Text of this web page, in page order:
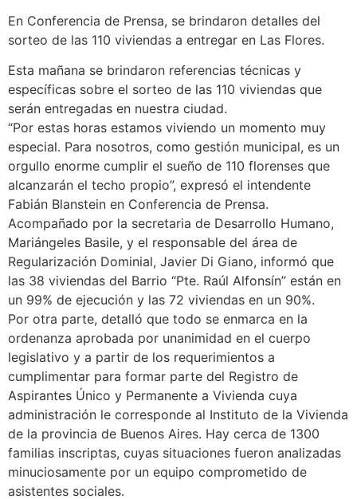
En Conferencia de Prensa, se brindaron detalles del
sorteo de las 110 viviendas a entregar en Las Flores.
Esta mañana se brindaron referencias técnicas y
específicas sobre el sorteo de las 110 viviendas que
serán entregadas en nuestra ciudad.
“Por estas horas estamos viviendo un momento muy
especial. Para nosotros, como gestión municipal, es un
orgullo enorme cumplir el sueño de 110 florenses que
alcanzarán el techo propio”, expresó el intendente
Fabián Blanstein en Conferencia de Prensa.
Acompañado por la secretaria de Desarrollo Humano,
Mariángeles Basile, y el responsable del área de
Regularización Dominial, Javier Di Giano, informó que
las 38 viviendas del Barrio “Pte. Raúl Alfonsín” están en
un 99% de ejecución y las 72 viviendas en un 90%.
Por otra parte, detalló que todo se enmarca en la
ordenanza aprobada por unanimidad en el cuerpo
legislativo y a partir de los requerimientos a
cumplimentar para formar parte del Registro de
Aspirantes Único y Permanente a Vivienda cuya
administración le corresponde al Instituto de la Vivienda
de la provincia de Buenos Aires. Hay cerca de 1300
familias inscriptas, cuyas situaciones fueron analizadas
minuciosamente por un equipo comprometido de
asistentes sociales.